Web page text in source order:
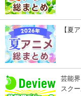
【夏
芸能
スク